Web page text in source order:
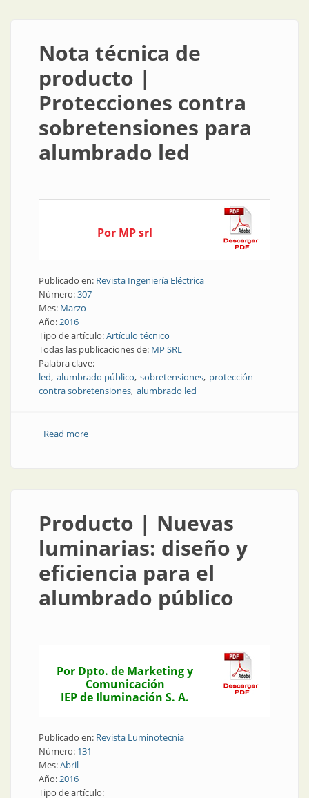
Nota técnica de
producto |
Protecciones contra
sobretensiones para
alumbrado led
Por MP srl
Publicado en: Revista Ingeniería Eléctrica
Número:307
Mes: Marzo
Año:2016
Tipo de artículo:Artículo técnico
Todas las publicaciones de: MP SRL
Palabra clave:
led alumbrado público sobretensiones protección
contra sobretensiones alumbrado led
Read moreabout Nota técnica de producto | Protecciones
Producto | Nuevas
luminarias: diseño y
eficiencia para el
alumbrado público
Por Dpto. de Marketing y
Comunicación
IEP de Iluminación S. A.
Publicado en: Revista Luminotecnia
Número: 131
Mes:Abril
Año:2016
Tipo de artículo: